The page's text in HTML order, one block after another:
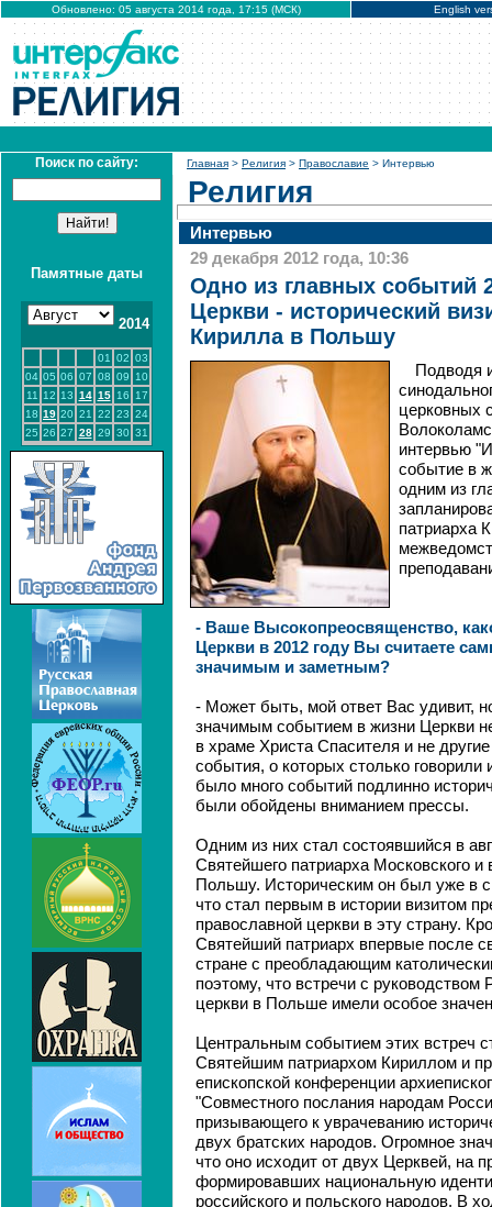
Обновлено: 05 августа 2014 года, 17:15 (МСК) English
Поиск по сайту:
Памятные даты
2014
01 02 03
04 05 06 07 08 09
10
11
12 13 14 15 16
17
18 19 20 21 22 23 24
25 26 27 28 29 30 31
Главная > Религия > Православие > Интервью
Религия
Интервью
29 декабря 2012 года, 10:36
Одно из главных событий
Церкви - исторический
Кирилла в Польшу
Подводя
церковных
интервью
событие в
одним из
патриарха
- Ваше Высокопреосвященство,
Церкви в 2012 году Вы считаете
значимым и заметным?
- Может быть, мой ответ Вас удивит,
значимым событием в жизни Церкви
в храме Христа Спасителя и не
события, о которых столько
было много событий подлинно
были обойдены вниманием прессы.
Одним из них стал состоявшийся в
Святейшего патриарха Московского
Польшу. Историческим он был уже в
что стал первым в истории визитом
православной церкви в эту страну.
Святейший патриарх впервые после
стране с преобладающим
поэтому, что встречи с руководством
церкви в Польше имели особое
Центральным событием этих встреч
Святейшим патриархом Кириллом и
епископской конференции
"Совместного послания народам
призывающего к уврачеванию
двух братских народов. Огромное
что оно исходит от двух Церквей, на
формировавших национальную
российского и польского народов. В